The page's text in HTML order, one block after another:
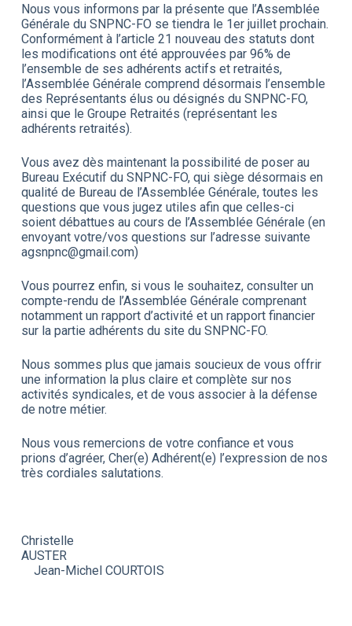
Nous vous informons par la présente que l’Assemblée
Générale du SNPNC-FO se tiendra le 1er juillet prochain.
Conformément à l’article 21 nouveau des statuts dont
les modifications ont été approuvées par 96% de
l’ensemble de ses adhérents actifs et retraités,
l’Assemblée Générale comprend désormais l’ensemble
des Représentants élus ou désignés du SNPNC-FO,
ainsi que le Groupe Retraités (représentant les
adhérents retraités).
Vous avez dès maintenant la possibilité de poser au
Bureau Exécutif du SNPNC-FO, qui siège désormais en
qualité de Bureau de l’Assemblée Générale, toutes les
questions que vous jugez utiles afin que celles-ci
soient débattues au cours de l’Assemblée Générale (en
envoyant votre/vos questions sur l’adresse suivante
agsnpnc@gmail.com)
Vous pourrez enfin, si vous le souhaitez, consulter un
compte-rendu de l’Assemblée Générale comprenant
notamment un rapport d’activité et un rapport financier
sur la partie adhérents du site du SNPNC-FO.
Nous sommes plus que jamais soucieux de vous offrir
une information la plus claire et complète sur nos
activités syndicales, et de vous associer à la défense
de notre métier.
Nous vous remercions de votre confiance et vous
prions d’agréer, Cher(e) Adhérent(e) l’expression de nos
très cordiales salutations.
Christelle
AUSTER
Jean-Michel COURTOIS